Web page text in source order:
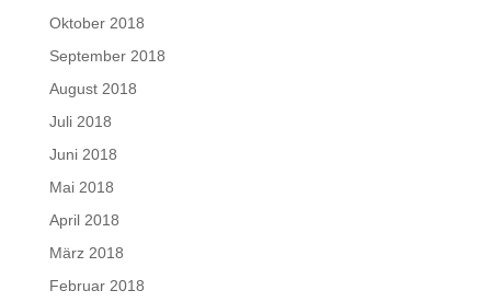
Oktober 2018
September 2018
August 2018
Juli 2018
Juni 2018
Mai 2018
April 2018
März 2018
Februar 2018